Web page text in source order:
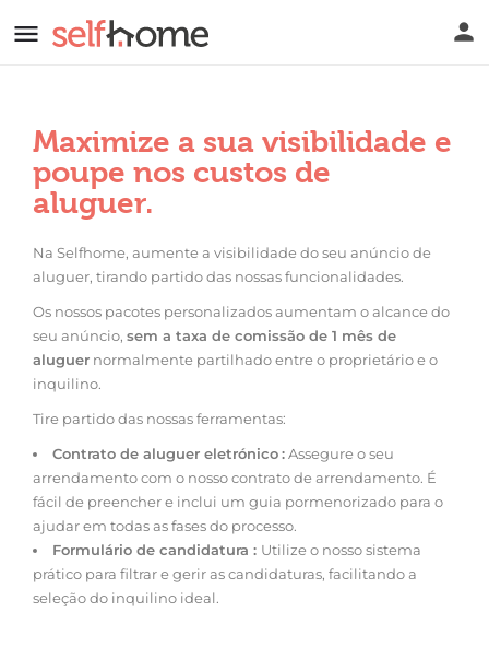
Maximize a sua visibilidade e
poupe nos custos de
aluguer.
Na Selfhome, aumente a visibilidade do seu anúncio de
aluguer, tirando partido das nossas funcionalidades.
Os nossos pacotes personalizados aumentam o alcance do
seu anúncio, sem a taxa de comissão de 1 mês de
aluguer normalmente partilhado entre o proprietário e o
inquilino.
Tire partido das nossas ferramentas:
Contrato de aluguer eletrónico:Assegure o seu
arrendamento com o nosso contrato de arrendamento. É
fácil de preencher e inclui um guia pormenorizado para o
ajudar em todas as fases do processo.
Formulário de candidatura : Utilize o nosso sistema
prático para filtrar e gerir as candidaturas, facilitando a
seleção do inquilino ideal.